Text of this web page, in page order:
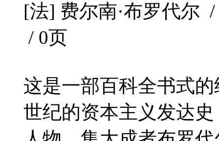
[法] 费尔南·布罗代尔
/ 0页
这是一部百科全书式
世纪的资本主义发达